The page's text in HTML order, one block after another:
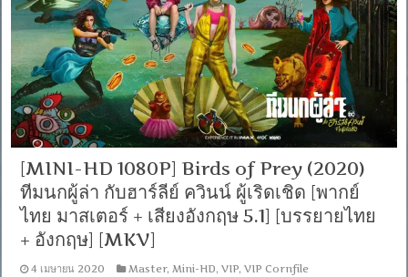
นก
ผู้
ล่า
กับ
ฮาร์
ลีย์
ค
วิน
น์
เริด
เชิด
อังกฤษ
DTS
+
พากย์
[MINI-HD 1080P] Birds of Prey (2020)
ทีมนกผู้ล่า กับฮาร์ลีย์ ควินน์ ผู้เริดเชิด [พากย์
ไทย มาสเตอร์ + เสียงอังกฤษ 5.1] [บรรยายไทย
+ อังกฤษ] [MKV]
4 เมษายน 2020 Master, Mini-HD,VIP,VIP Cornfile